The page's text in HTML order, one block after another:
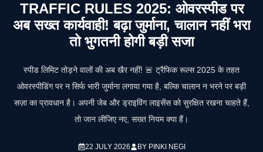
TRAFFIC RULES 2025: ओवरस्पीड पर
अब सख्त कार्यवाही! बढ़ा जुर्माना, चालान नहीं भरा
तो भुगतनी होगी बड़ी सजा
स्पीड लिमिट तोड़ने वालों की अब खैर नहीं! 🚨 ट्रैफिक रूल्स 2025 के तहत
ओवरस्पीडिंग पर न सिर्फ भारी जुर्माना लगाया गया है, बल्कि चालान न भरने पर बड़ी
सज़ा का प्रावधान है। अपनी जेब और ड्राइविंग लाइसेंस को सुरक्षित रखना चाहते हैं,
तो जान लीजिए नए, सख्त नियम क्या हैं।
22 JULY 2026 BY PINKI NEGI